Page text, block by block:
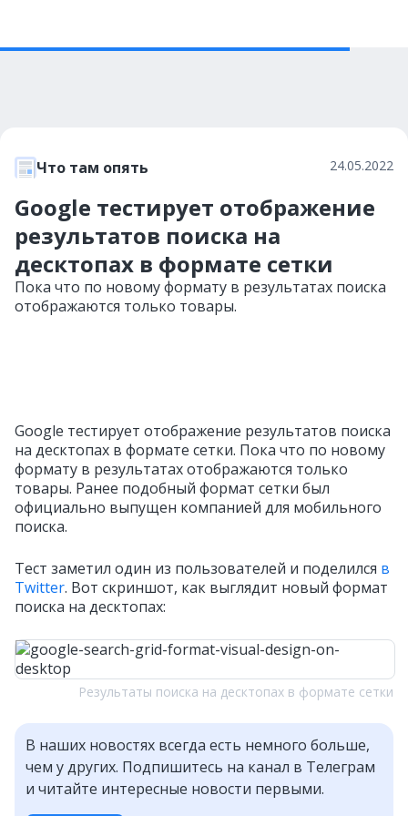
Что там опять 24.05.2022
Google тестирует отображение
результатов поиска на
десктопах в формате сетки
Пока что по новому формату в результатах поиска
отображаются только товары.
Google тестирует отображение результатов поиска
на десктопах в формате сетки. Пока что по новому
формату в результатах отображаются только
товары. Ранее подобный формат сетки был
официально выпущен компанией для мобильного
поиска.
Тест заметил один из пользователей и поделился в
Twitter. Вот скриншот, как выглядит новый формат
поиска на десктопах:
Результаты поиска на десктопах в формате сетки
В наших новостях всегда есть немного больше,
чем у других. Подпишитесь на канал в Телеграм
и читайте интересные новости первыми.